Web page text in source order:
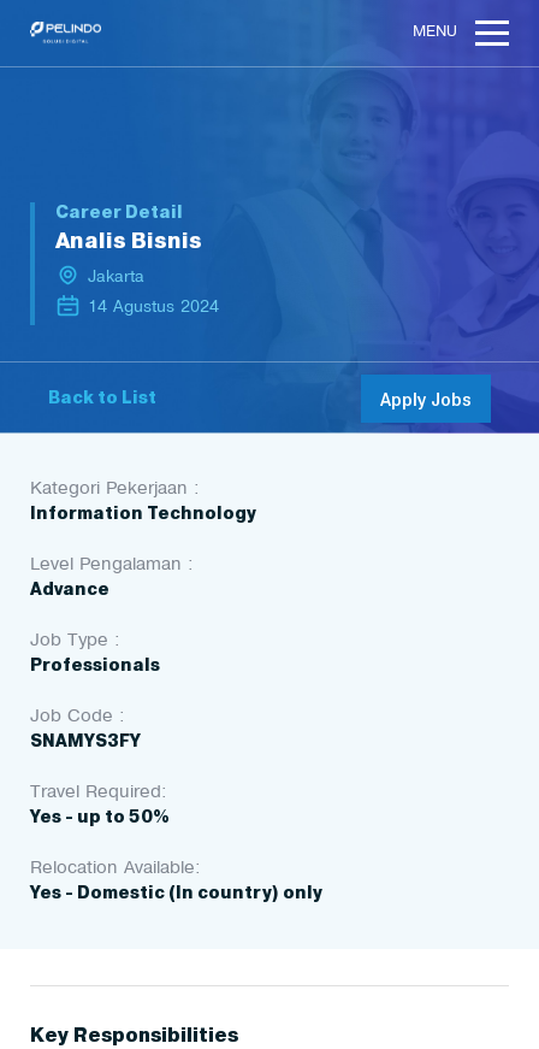
MENU
Career Detail
Analis Bisnis
Jakarta
14 Agustus 2024
Apply Jobs
Back to List
Kategori Pekerjaan :
Information Technology
Level Pengalaman :
Advance
Job Type :
Professionals
Job Code :
SNAMYS3FY
Travel Required:
Yes - up to 50%
Relocation Available:
Yes - Domestic (In country) only
Key Responsibilities